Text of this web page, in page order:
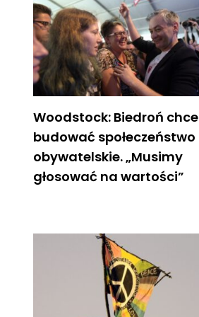
Woodstock: Biedroń chce
budować społeczeństwo
obywatelskie. „Musimy
głosować na wartości”